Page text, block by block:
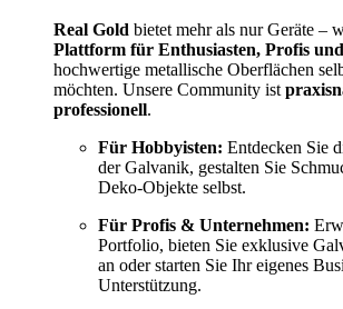
Real Gold bietet mehr als nur Geräte –
Plattform für Enthusiasten, Profis
hochwertige metallische Oberflächen
möchten. Unsere Community ist
professionell.
Für Hobbyisten: Entdecken Sie
der Galvanik, gestalten Sie
Deko-Objekte selbst.
Für Profis & Unternehmen:
Portfolio, bieten Sie exklusive
an oder starten Sie Ihr eigenes
Unterstützung.